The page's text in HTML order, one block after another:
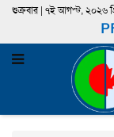
শুক্রবার | ৭ই আগস্ট, ২০২৬